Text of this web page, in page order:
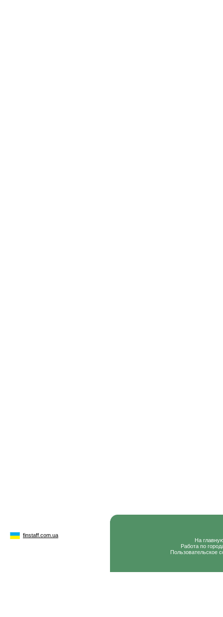
finstaff.com.ua
На
Работа по
Пользовательское